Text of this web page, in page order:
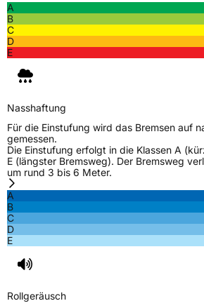
A
B
C
D
E
Nasshaftung
Für die Einstufung wird das Bremsen auf
gemessen.
Die Einstufung erfolgt in die Klassen A
E (längster Bremsweg). Der Bremsweg
um rund 3 bis 6 Meter.
A
B
C
D
E
Rollgeräusch